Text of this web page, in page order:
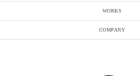
WORKS
COMPANY